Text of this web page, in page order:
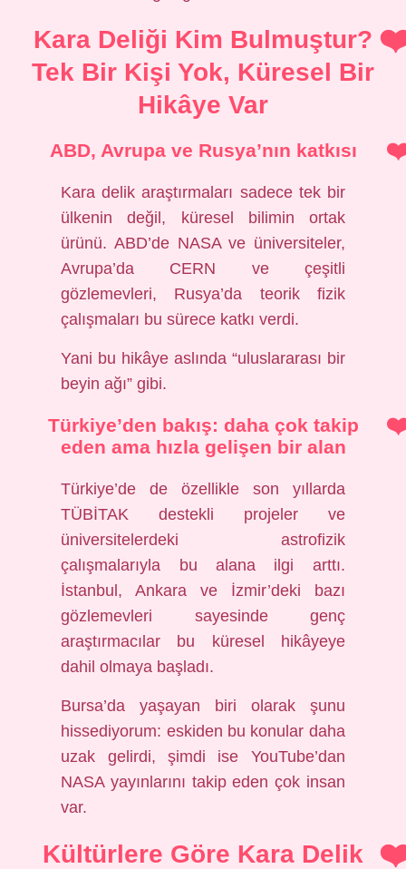
Kara Deliği Kim Bulmuştur?
Tek Bir Kişi Yok, Küresel Bir
Hikâye Var
ABD, Avrupa ve Rusya’nın katkısı
Kara delik araştırmaları sadece tek bir
ülkenin değil, küresel bilimin ortak
ürünü. ABD’de NASA ve üniversiteler,
Avrupa’da CERN ve çeşitli
gözlemevleri, Rusya’da teorik fizik
çalışmaları bu sürece katkı verdi.
Yani bu hikâye aslında “uluslararası bir
beyin ağı” gibi.
Türkiye’den bakış: daha çok takip
eden ama hızla gelişen bir alan
Türkiye’de de özellikle son yıllarda
TÜBİTAK destekli projeler ve
üniversitelerdeki astrofizik
çalışmalarıyla bu alana ilgi arttı.
İstanbul, Ankara ve İzmir’deki bazı
gözlemevleri sayesinde genç
araştırmacılar bu küresel hikâyeye
dahil olmaya başladı.
Bursa’da yaşayan biri olarak şunu
hissediyorum: eskiden bu konular daha
uzak gelirdi, şimdi ise YouTube’dan
NASA yayınlarını takip eden çok insan
var.
Kültürlere Göre Kara Delik